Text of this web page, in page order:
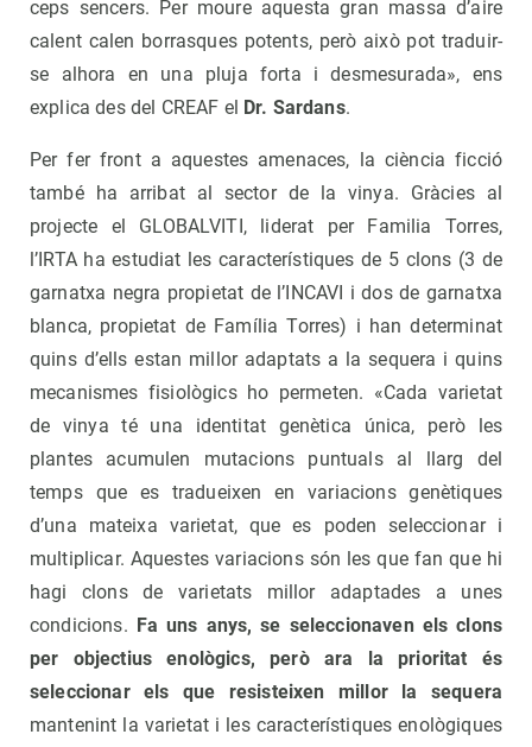
ceps sencers. Per moure aquesta gran massa d’aire
calent calen borrasques potents, però això pot traduir-
se alhora en una pluja forta i desmesurada», ens
explica des del CREAF el Dr. Sardans.
Per fer front a aquestes amenaces, la ciència ficció
també ha arribat al sector de la vinya. Gràcies al
projecte el GLOBALVITI, liderat per Familia Torres,
l’IRTA ha estudiat les característiques de 5 clons (3 de
garnatxa negra propietat de l’INCAVI i dos de garnatxa
blanca, propietat de Família Torres) i han determinat
quins d’ells estan millor adaptats a la sequera i quins
mecanismes fisiològics ho permeten. «Cada varietat
de vinya té una identitat genètica única, però les
plantes acumulen mutacions puntuals al llarg del
temps que es tradueixen en variacions genètiques
d’una mateixa varietat, que es poden seleccionar i
multiplicar. Aquestes variacions són les que fan que hi
hagi clons de varietats millor adaptades a unes
condicions. Fa uns anys, se seleccionaven els clons
per objectius enològics, però ara la prioritat és
seleccionar els que resisteixen millor la sequera
mantenint la varietat i les característiques enològiques